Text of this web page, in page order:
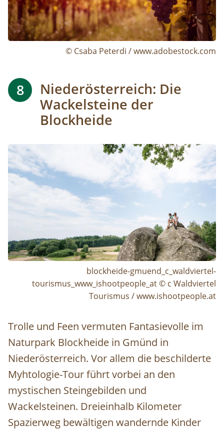
© Csaba Peterdi / www.adobestock.com
8
Niederösterreich: Die
Wackelsteine der
Blockheide
Image
blockheide-gmuend_c_waldviertel-
tourismus_www_ishootpeople_at © c Waldviertel
Tourismus / www.ishootpeople.at
Trolle und Feen vermuten Fantasievolle im
Naturpark Blockheide in Gmünd in
Niederösterreich. Vor allem die beschilderte
Myhtologie-Tour führt vorbei an den
mystischen Steingebilden und
Wackelsteinen. Dreieinhalb Kilometer
Spazierweg bewältigen wandernde Kinder